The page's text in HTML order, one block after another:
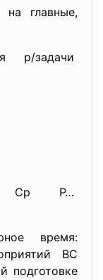
главные,
р/задачи
Ср Р…
время:
ВС
подготовке